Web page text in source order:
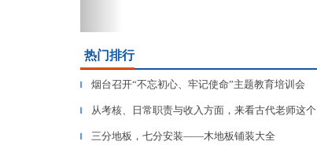
热门排行
▎ 烟台召开“不忘初心、牢记使命”主题教育培训会
▎ 从考核、日常职责与收入方面，来看古代老师这个
▎ 三分地板，七分安装——木地板铺装大全